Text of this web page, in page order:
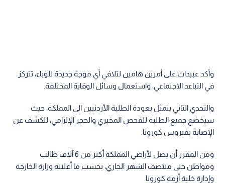
وأكد عبيدات على أمرين هامين لتلافي أي موجة جديدة للوباء، تتركز
في التباعد الاجتماعي، واستعمال وسائل الوقاية المختلفة.
والتحدي الثاني يتمثل بعودة الطلبة الأردنيين الى المملكة، حيث
سيخضع جميع الطلبة للفحص المخبري والحجر الإلزامي، للكشف عن
الإصابة بفيروس كورونا.
ومن المقرر أن يصل لأراضي المملكة أكثر من 6 آلاف طالب
ومواطن حتى منتصف الشهر الجاري، بحسب ما أعلنته وزارة الخارجة
وإدارة خلية أزمة كورونا.